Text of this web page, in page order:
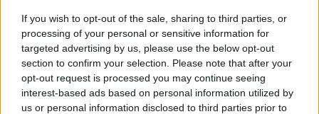
If you wish to opt-out of the sale, sharing to third parties, or
processing of your personal or sensitive information for
targeted advertising by us, please use the below opt-out
section to confirm your selection. Please note that after your
opt-out request is processed you may continue seeing
interest-based ads based on personal information utilized by
us or personal information disclosed to third parties prior to
Σήμερα έμαθα: Ο ακριβότερος
δρόμος στον κόσμο που
κόστισε 200 εκατ. ανά
χιλιόμετρο
ΣΉΜΕΡΑ ΈΜΑΘΑ
ΠΡΙΝ 5 ΕΒΔΟΜΆΔΕΣ